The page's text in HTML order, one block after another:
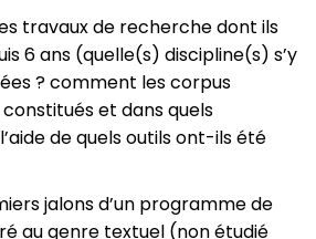
travaux de recherche dont ils
6 ans (quelle(s) discipline(s) s’y
? comment les corpus
et dans quels
de quels outils ont-ils été
jalons d’un programme de
au genre textuel (non étudié